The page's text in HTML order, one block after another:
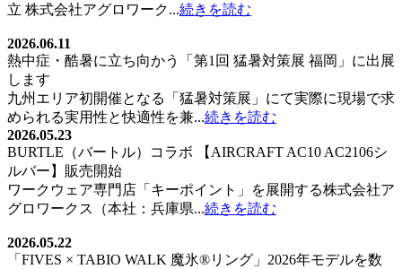
立 株式会社アグロワーク...続きを読む
2026.06.11
熱中症・酷暑に立ち向かう「第1回 猛暑対策展 福岡」に出展
します
九州エリア初開催となる「猛暑対策展」にて実際に現場で求
められる実用性と快適性を兼...続きを読む
2026.05.23
BURTLE（バートル）コラボ 【AIRCRAFT AC10 AC2106シ
ルバー】販売開始
ワークウェア専門店「キーポイント」を展開する株式会社ア
グロワークス（本社：兵庫県...続きを読む
2026.05.22
「FIVES × TABIO WALK 魔氷®️リング」2026年モデルを数